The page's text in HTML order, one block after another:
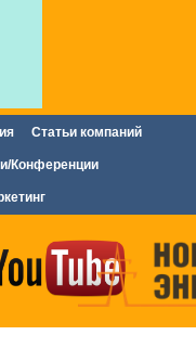
Статьи компаний
Конференции